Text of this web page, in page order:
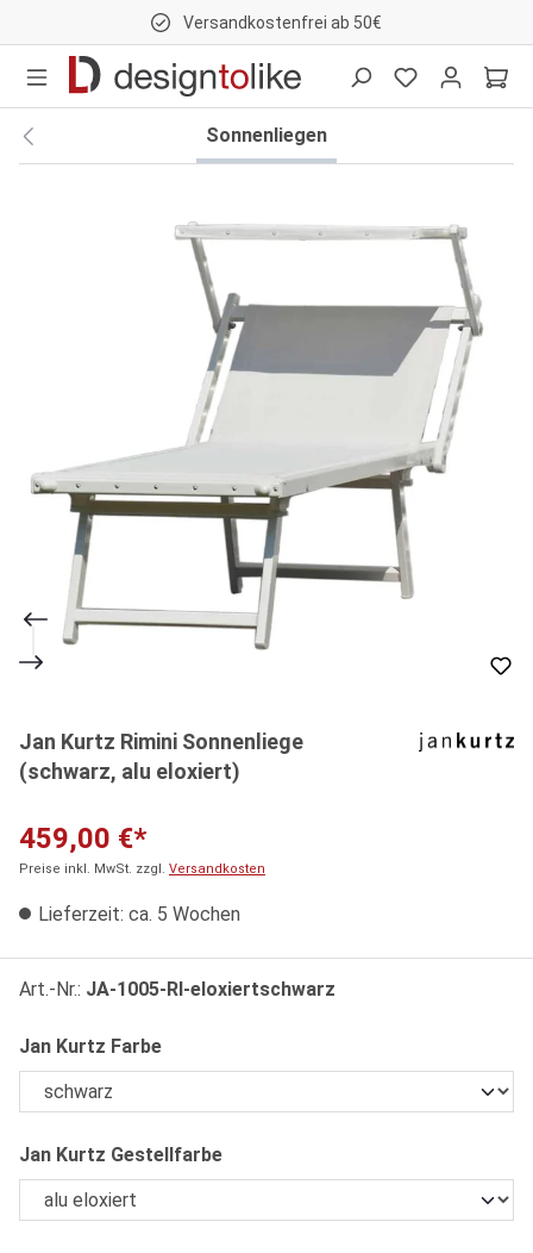
Versandkostenfrei ab 50€
Sonnenliegen
Jan Kurtz Rimini Sonnenliege
(schwarz, alu eloxiert)
459,00 €*
Preise inkl. MwSt. zzgl. Versandkosten
Lieferzeit: ca. 5 Wochen
Art.-Nr.: JA-1005-RI-eloxiertschwarz
Jan Kurtz Farbeauswählen
Jan Kurtz Gestellfarbeauswählen